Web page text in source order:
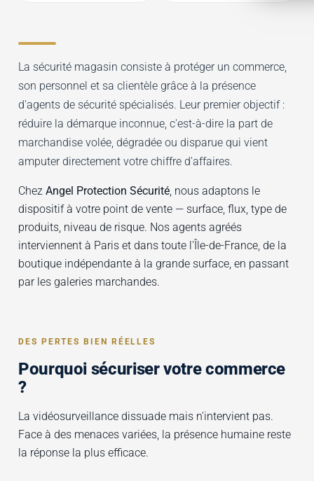
La sécurité magasin consiste à protéger un commerce,
son personnel et sa clientèle grâce à la présence
d'agents de sécurité spécialisés. Leur premier objectif :
réduire la démarque inconnue, c'est-à-dire la part de
marchandise volée, dégradée ou disparue qui vient
amputer directement votre chiffre d'affaires.
Chez Angel Protection Sécurité, nous adaptons le
dispositif à votre point de vente — surface, flux, type de
produits, niveau de risque. Nos agents agréés
interviennent à Paris et dans toute l'Île-de-France, de la
boutique indépendante à la grande surface, en passant
par les galeries marchandes.
DES PERTES BIEN RÉELLES
Pourquoi sécuriser votre commerce
?
La vidéosurveillance dissuade mais n'intervient pas.
Face à des menaces variées, la présence humaine reste
la réponse la plus efficace.